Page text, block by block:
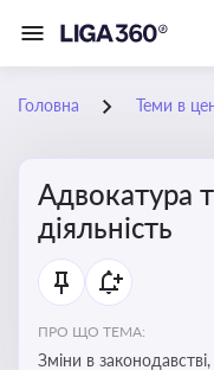
Головна Теми в
Адвокатура
діяльність
ПРО ЩО ТЕМА:
Зміни в